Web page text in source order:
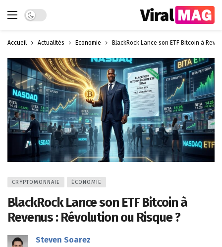
Dark mode
Accueil Actualités Économie BlackRock Lance son ETF Bitcoin à
CRYPTOMONNAIE ÉCONOMIE
BlackRock Lance son ETF Bitcoin à
Revenus : Révolution ou Risque ?
Steven Soarez